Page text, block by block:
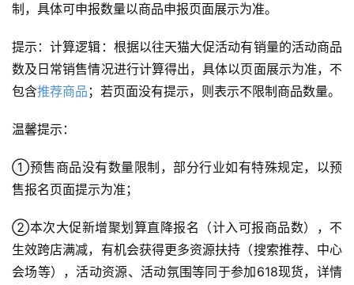
制，具体可申报数量以商品申报页面展示为准。
提示：计算逻辑：根据以往天猫大促活动有销量的活动商品
数及日常销售情况进行计算得出，具体以页面展示为准，不
包含推荐商品 ；若页面没有提示，则表示不限制商品数量。
温馨提示：
①预售商品没有数量限制，部分行业如有特殊规定，以预
售报名页面提示为准；
②本次大促新增聚划算直降报名（计入可报商品数），不
生效跨店满减，有机会获得更多资源扶持（搜索推荐、中心
会场等），活动资源、活动氛围等同于参加618现货，详情